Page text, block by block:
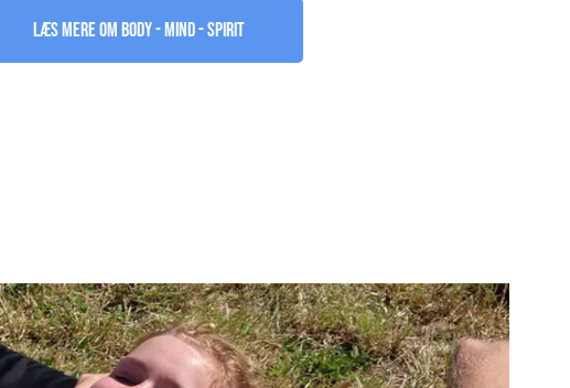
Læs mere om Body - Mind - Spirit